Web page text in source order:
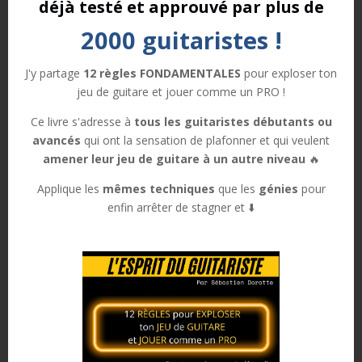
débuter — et surtout, pour ne pas perdre de temps.
1. Choisir une méthode
claire
Travailler beaucoup ne garantit rien.
Une bonne méthode est une méthode qui :
t’aide à comprendre ce que tu fais,
te donne envie de pratiquer régulièrement.
Accumuler des exercices sans logique ralentit plus qu’il
déjà testé et approuvé par plus de
2000 guitaristes !
J'y partage 12 règles FONDAMENTALES pour exploser ton
jeu de guitare et jouer comme un PRO !
Ce livre s'adresse à tous les guitaristes débutants ou
avancés qui ont la sensation de plafonner et qui veulent
amener leur jeu de guitare à un autre niveau 🔥
Applique les mêmes techniques que les génies pour
enfin arrêter de stagner et ⬇️